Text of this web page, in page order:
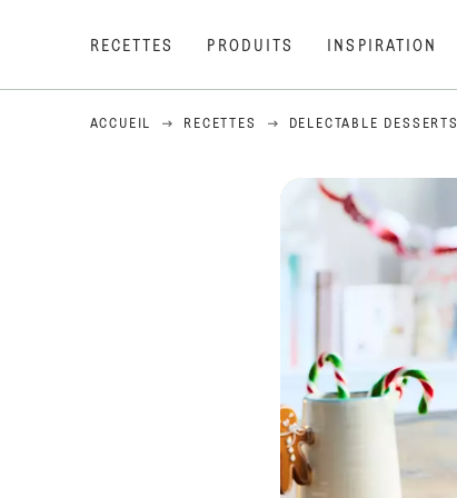
RECETTES PRODUITS INSPIRATION
ACCUEIL RECETTES DELECTABLE DESSERTS